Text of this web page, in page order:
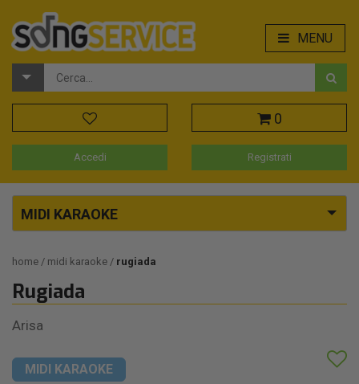
MENU
0
Accedi Registrati
MIDI KARAOKE
home midi karaoke rugiada
Rugiada
Arisa
MIDI KARAOKE